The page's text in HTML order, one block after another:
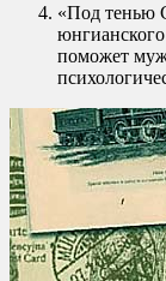
«Под тенью
поможет